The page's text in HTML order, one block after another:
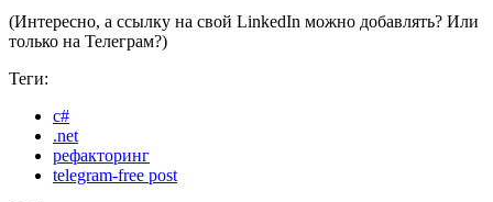
(Интересно, а ссылку на свой LinkedIn можно добавлять? Или
только на Телеграм?)
Теги:
c#
.net
рефакторинг
telegram-free post